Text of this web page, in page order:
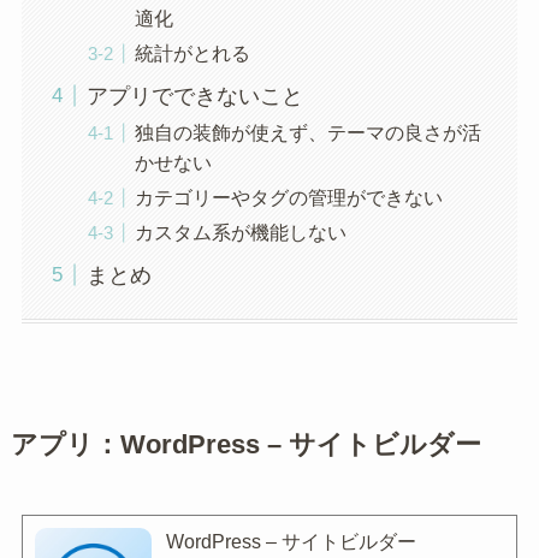
適化
統計がとれる
アプリでできないこと
独自の装飾が使えず、テーマの良さが活
かせない
カテゴリーやタグの管理ができない
カスタム系が機能しない
まとめ
アプリ：WordPress – サイトビルダー
WordPress – サイトビルダー